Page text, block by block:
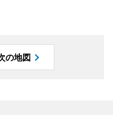
の地図